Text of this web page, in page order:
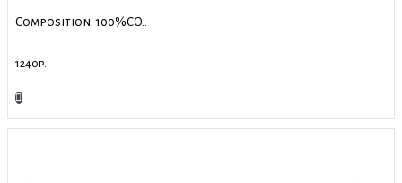
Composition: 100%CO..
1240р.